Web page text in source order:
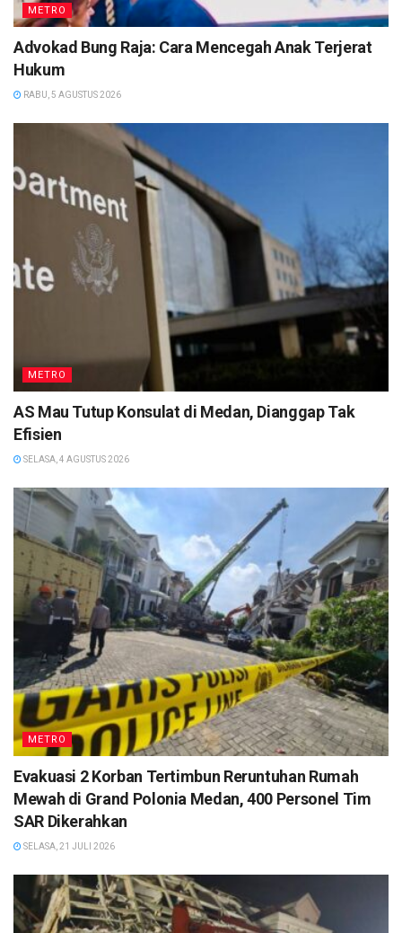
METRO
Advokad Bung Raja: Cara Mencegah Anak Terjerat
Hukum
RABU, 5 AGUSTUS 2026
METRO
AS Mau Tutup Konsulat di Medan, Dianggap Tak
Efisien
SELASA, 4 AGUSTUS 2026
METRO
Evakuasi 2 Korban Tertimbun Reruntuhan Rumah
Mewah di Grand Polonia Medan, 400 Personel Tim
SAR Dikerahkan
SELASA, 21 JULI 2026